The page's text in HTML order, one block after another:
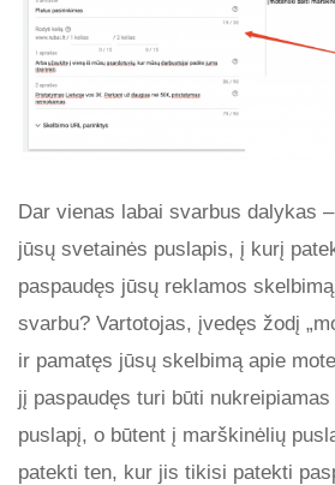
Dar vienas labai svarbus dalykas
jūsų svetainės puslapis, į kurį
paspaudęs jūsų reklamos
svarbu? Vartotojas, įvedęs žodį
ir pamatęs jūsų skelbimą apie
jį paspaudęs turi būti
puslapį, o būtent į marškinėlių
patekti ten, kur jis tikisi patekti